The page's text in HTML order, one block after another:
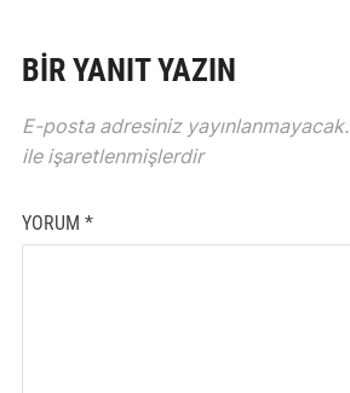
BIR YANIT YAZIN
E-posta adresiniz yayınlanmayacak.
ile işaretlenmişlerdir
YORUM *